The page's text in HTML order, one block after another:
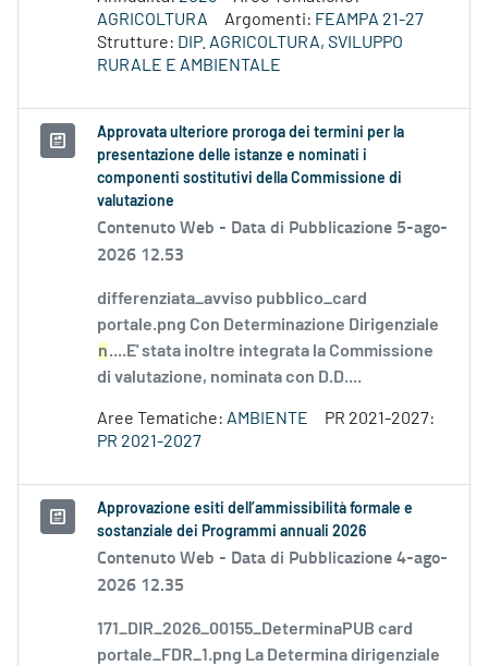
AGRICOLTURA
Argomenti: FEAMPA 21-27
Strutture: DIP. AGRICOLTURA, SVILUPPO
RURALE E AMBIENTALE
Approvata ulteriore proroga dei termini per la
presentazione delle istanze e nominati i
componenti sostitutivi della Commissione di
valutazione
Contenuto Web - Data di Pubblicazione 5-ago-
2026 12.53
differenziata_avviso pubblico_card
portale.png Con Determinazione Dirigenziale
n....E' stata inoltre integrata la Commissione
di valutazione, nominata con D.D....
Aree Tematiche: AMBIENTE
PR 2021-2027:
PR 2021-2027
Approvazione esiti dell’ammissibilità formale e
sostanziale dei Programmi annuali 2026
Contenuto Web - Data di Pubblicazione 4-ago-
2026 12.35
171_DIR_2026_00155_DeterminaPUB card
portale_FDR_1.png La Determina dirigenziale